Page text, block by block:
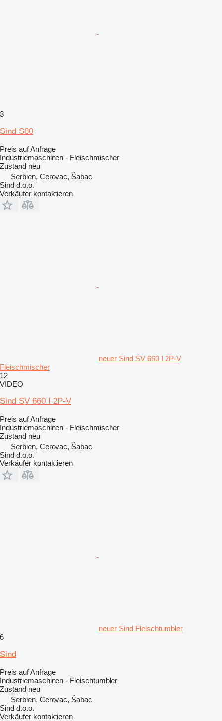
3
Sind S80
Preis auf Anfrage
Industriemaschinen - Fleischmischer
Zustand neu
Serbien, Cerovac, Šabac
Sind d.o.o.
Verkäufer kontaktieren
neuer Sind SV 660 I 2P-V
Fleischmischer
12
VIDEO
Sind SV 660 I 2P-V
Preis auf Anfrage
Industriemaschinen - Fleischmischer
Zustand neu
Serbien, Cerovac, Šabac
Sind d.o.o.
Verkäufer kontaktieren
neuer Sind Fleischtumbler
6
Sind
Preis auf Anfrage
Industriemaschinen - Fleischtumbler
Zustand neu
Serbien, Cerovac, Šabac
Sind d.o.o.
Verkäufer kontaktieren